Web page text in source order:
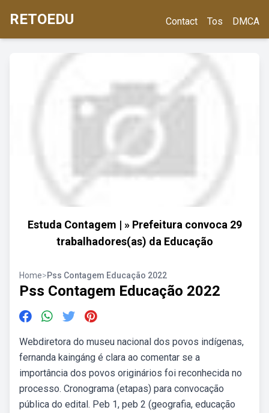
RETOEDU Contact Tos DMCA
Estuda Contagem | » Prefeitura convoca 29
trabalhadores(as) da Educação
Home>Pss Contagem Educação 2022
Pss Contagem Educação 2022
Webdiretora do museu nacional dos povos indígenas,
fernanda kaingáng é clara ao comentar se a
importância dos povos originários foi reconhecida no
processo. Cronograma (etapas) para convocação
pública do edital. Peb 1, peb 2 (geografia, educação